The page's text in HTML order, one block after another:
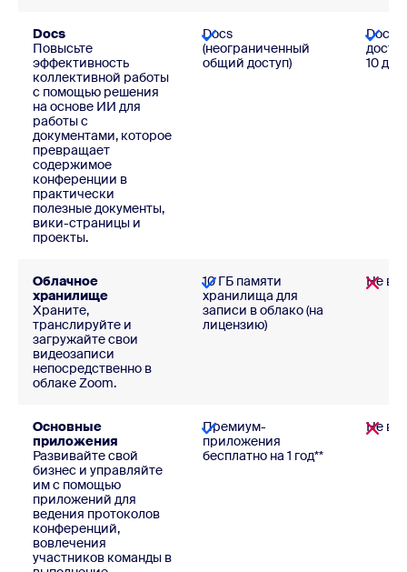
Docs
Повысьте
эффективность
коллективной работы
с помощью решения
на основе ИИ для
работы с
документами, которое
превращает
содержимое
конференции в
практически
полезные документы,
вики-страницы и
проекты.
Docs
(неограниченный
общий доступ)
Docs
10
Облачное
хранилище
Храните,
транслируйте и
загружайте свои
видеозаписи
непосредственно в
облаке Zoom.
10 ГБ памяти
хранилища для
записи в облако (на
лицензию)
Не
Основные
приложения
Развивайте свой
бизнес и управляйте
им с помощью
приложений для
ведения протоколов
конференций,
вовлечения
участников команды в
Премиум-
приложения
бесплатно на 1 год**
Не